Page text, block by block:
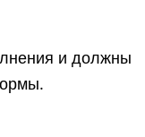
и должны